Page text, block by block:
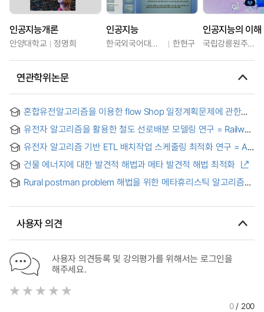
인공지능개론
안양대학교 정명희
인공지능
한국외국어대학교 한현구
인공지능의 이해
국립강릉원주대학교
연관학위논문
혼합유전알고리즘을 이용한 flow Shop 일정계획문제에 관한
유전자 알고리즘을 활용한 철도 선로배분 모델링 연구 = Railway
유전자 알고리즘 기반 ETL 배치작업 스케줄링 최적화 연구 = A
Using Genetic Algorithm
건물 에너지에 대한 발견적 해법과 메타 발견적 해법 최적화
Rural postman problem 해법을 위한 메타휴리스틱 알고리즘
사용자 의견
사용자 의견등록 및 강의평가를 위해서는 로그인을
해주세요.
0/ 200